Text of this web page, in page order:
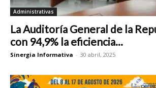
Administrativas
La Auditoría General de la
con 94,9% la eficiencia...
Sinergia Informativa - 30 abril, 2025